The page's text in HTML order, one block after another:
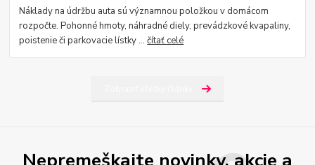
Náklady na údržbu auta sú významnou položkou v domácom
rozpočte. Pohonné hmoty, náhradné diely, prevádzkové kvapaliny,
poistenie či parkovacie lístky ...čítať celé